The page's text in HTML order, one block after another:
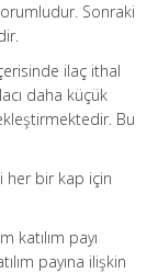
Sonraki
ilaç ithal
daha küçük
Bu
her bir kap için
katılım payı
payına ilişkin